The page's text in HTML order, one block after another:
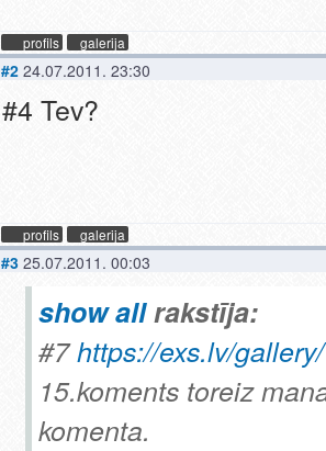
profils galerija
#2 24.07.2011. 23:30
#4 Tev?
profils galerija
#3 25.07.2011. 00:03
show allrakstīja:
#7https://exs.lv/
15.koments toreiz
komenta.